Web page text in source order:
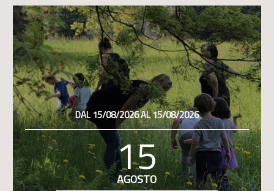
DAL 15/08/2026 AL 15/08/2026
15
AGOSTO